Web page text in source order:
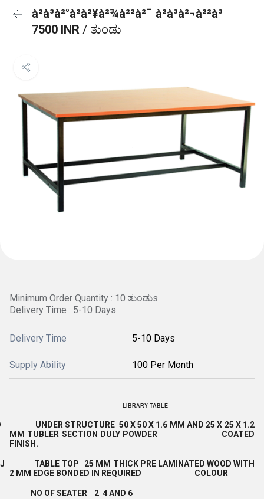
à²à³à²°à²à²¥à²¾à²²à²¯ à²à³à²¬à²²à³
7500 INR / ತುಂಡು
Minimum Order Quantity : 10 ತುಂಡುs
Delivery Time : 5-10 Days
Delivery Time 5-10 Days
Supply Ability 100 Per Month
LIBRARY TABLE
UNDER STRUCTURE 50 X 50 X 1.6 MM AND 25 X 25 X 1.2
MM TUBLER SECTION DULY POWDER COATED
FINISH.
TABLE TOP 25 MM THICK PRE LAMINATED WOOD WITH
2 MM EDGE BONDED IN REQUIRED COLOUR
NO OF SEATER 2 4 AND 6